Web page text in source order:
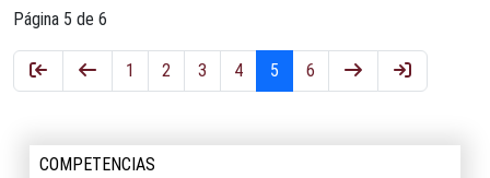
Página 5 de 6
1 2 3 4 5 6
COMPETENCIAS